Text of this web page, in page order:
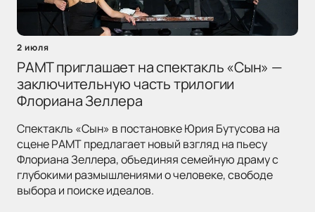
2 июля
РАМТ приглашает на спектакль «Сын» —
заключительную часть трилогии
Флориана Зеллера
Спектакль «Сын» в постановке Юрия Бутусова на
сцене РАМТ предлагает новый взгляд на пьесу
Флориана Зеллера, объединяя семейную драму с
глубокими размышлениями о человеке, свободе
выбора и поиске идеалов.